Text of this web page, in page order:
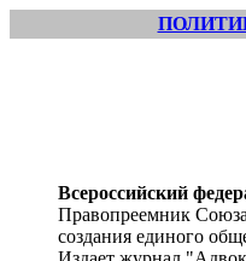
Всероссийский
Правопреемник
создания единого